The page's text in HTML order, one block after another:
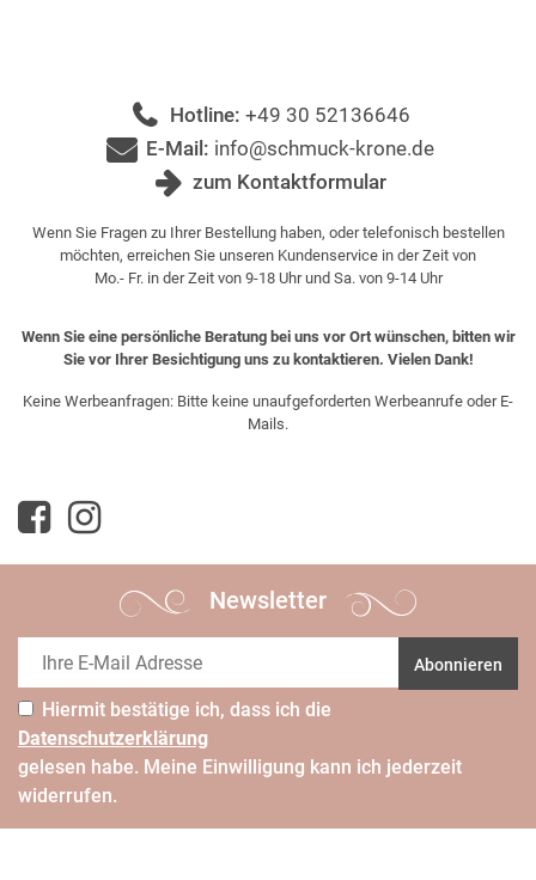
Hotline: +49 30 52136646
E-Mail: info@schmuck-krone.de
zum Kontaktformular
Wenn Sie Fragen zu Ihrer Bestellung haben, oder telefonisch bestellen
möchten, erreichen Sie unseren Kundenservice in der Zeit von
Mo.- Fr. in der Zeit von 9-18 Uhr und Sa. von 9-14 Uhr
Wenn Sie eine persönliche Beratung bei uns vor Ort wünschen, bitten wir
Sie vor Ihrer Besichtigung uns zu kontaktieren. Vielen Dank!
Keine Werbeanfragen: Bitte keine unaufgeforderten Werbeanrufe oder E-
Mails.
Newsletter
Abonnieren
Hiermit bestätige ich, dass ich die
Daten­schutz­erklärung
gelesen habe. Meine Einwilligung kann ich jederzeit
widerrufen.